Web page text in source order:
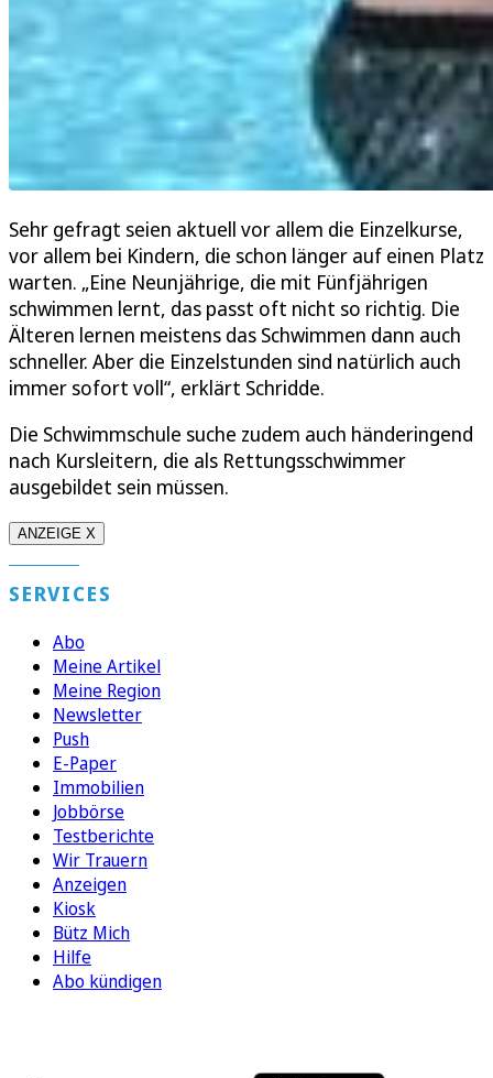
Sehr gefragt seien aktuell vor allem die Einzelkurse,
vor allem bei Kindern, die schon länger auf einen Platz
warten. „Eine Neunjährige, die mit Fünfjährigen
schwimmen lernt, das passt oft nicht so richtig. Die
Älteren lernen meistens das Schwimmen dann auch
schneller. Aber die Einzelstunden sind natürlich auch
immer sofort voll“, erklärt Schridde.
Die Schwimmschule suche zudem auch händeringend
nach Kursleitern, die als Rettungsschwimmer
ausgebildet sein müssen.
ANZEIGE X
SERVICES
Abo
Meine Artikel
Meine Region
Newsletter
Push
E-Paper
Immobilien
Jobbörse
Testberichte
Wir Trauern
Anzeigen
Kiosk
Bütz Mich
Hilfe
Abo kündigen